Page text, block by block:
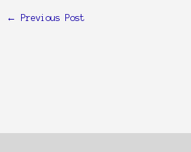
← Previous Post